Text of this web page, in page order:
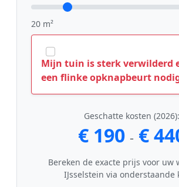
20 m²
Mijn tuin is sterk verwilderd
een flinke opknapbeurt
Geschatte kosten (2026):
€ 190 - €
Bereken de exacte prijs voor uw
IJsselstein via onderstaande